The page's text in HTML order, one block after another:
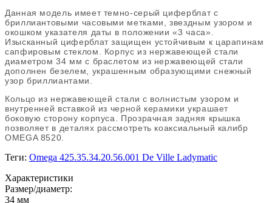
Данная модель имеет темно-серый циферблат с
бриллиантовыми часовыми метками, звездным узором и
окошком указателя даты в положении «3 часа».
Изысканный циферблат защищен устойчивым к царапинам
сапфировым стеклом. Корпус из нержавеющей стали
диаметром 34 мм с браслетом из нержавеющей стали
дополнен безелем, украшенным образующими снежный
узор бриллиантами.
Кольцо из нержавеющей стали с волнистым узором и
внутренней вставкой из черной керамики украшает
боковую сторону корпуса. Прозрачная задняя крышка
позволяет в деталях рассмотреть коаксиальный калибр
OMEGA 8520.
Теги: Omega 425.35.34.20.56.001 De Ville Ladymatic
Характеристики
Размер/диаметр:
34 мм